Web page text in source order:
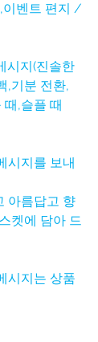
이벤트 편지 /
시지(진솔한
,기분 전환,
때,슬플 때
시지를 보내
아름답고 향
켓에 담아 드
시지는 상품